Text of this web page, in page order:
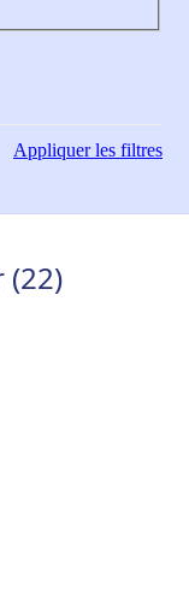
Appliquerles filtres
(22)